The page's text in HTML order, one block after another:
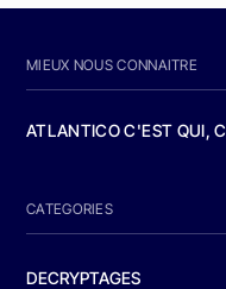
MIEUX NOUS CONNAITRE
ATLANTICO C'EST QUI,
CATEGORIES
DECRYPTAGES